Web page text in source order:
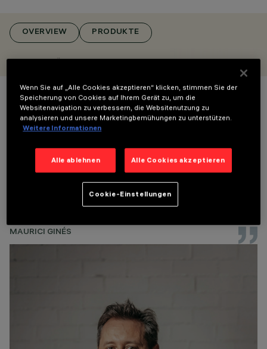
STRAHLER FÜR
AUSSENBEREICHE
472
AWARDS
OVERVIEW PRODUKTE
STRAHLER FÜR AUSSENBEREICHE MAST-/WANDMONTAGE
Palco InOut wurde entwickelt, um die
Präzision des Palco-Designs auf den
professionelle Beleuchtung zu bieten, die die
Schönheit und Identität der Räume
unterstreicht. Seine klaren Linien
verschmelzen mit der Architektur und
schaffen einen kontinuierlichen Dialog
MAURICI GINÉS
Wenn Sie auf „Alle Cookies akzeptieren“ klicken, stimmen Sie der
Speicherung von Cookies auf Ihrem Gerät zu, um die
Websitenavigation zu verbessern, die Websitenutzung zu
analysieren und unsere Marketingbemühungen zu unterstützen.
Weitere Informationen
Alle ablehnen Alle Cookies akzeptieren
Cookie-Einstellungen